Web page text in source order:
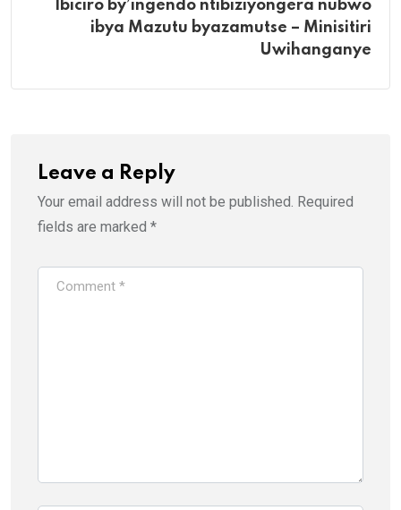
Ibiciro by’ingendo ntibiziyongera nubwo
ibya Mazutu byazamutse – Minisitiri
Uwihanganye
Leave a Reply
Your email address will not be published. Required
fields are marked *